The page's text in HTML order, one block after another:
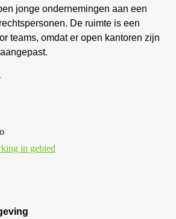
jonge ondernemingen aan een
De ruimte is een
teams, omdat er open kantoren zijn
in gebied